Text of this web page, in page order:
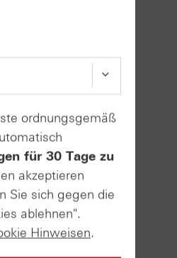
ordnungsgemäß
für 30 Tage zu
akzeptieren
Sie sich gegen die
ablehnen".
Hinweisen.